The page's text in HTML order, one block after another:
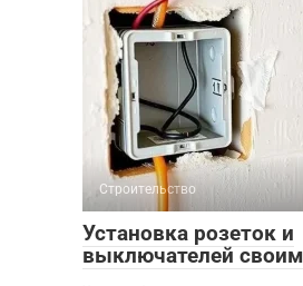
Строительство
Установка розеток и
выключателей